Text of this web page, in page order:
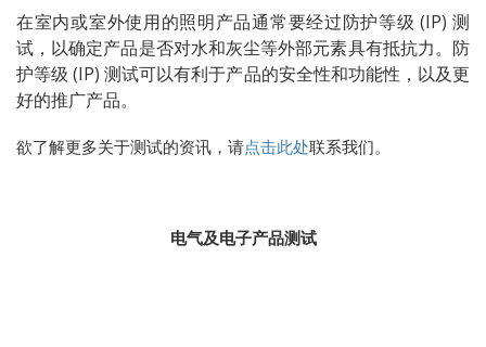
在室内或室外使用的照明产品通常要经过防护等级 (IP) 测
试，以确定产品是否对水和灰尘等外部元素具有抵抗力。防
护等级 (IP) 测试可以有利于产品的安全性和功能性，以及更
好的推广产品。
欲了解更多关于测试的资讯，请点击此处联系我们。
电气及电子产品测试